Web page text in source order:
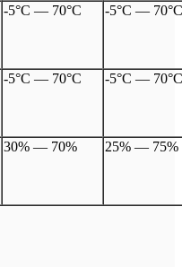
-5°C — 70°C -5°C — 70°C
-5°C — 70°C -5°C — 70°C
30% — 70% 25% — 75%